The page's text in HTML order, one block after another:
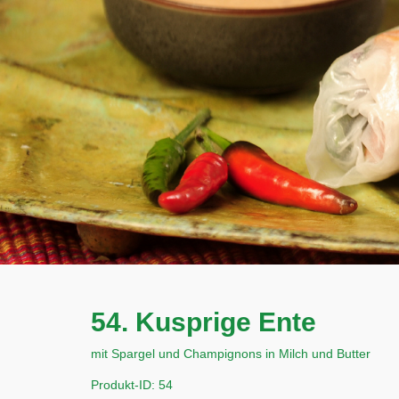
54. Kusprige Ente
mit Spargel und Champignons in Milch und Butter
Produkt-ID: 54